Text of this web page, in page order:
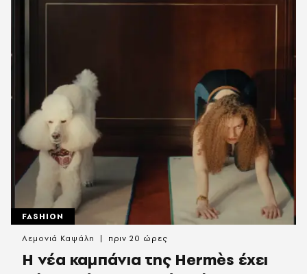
FASHION
Η νέα καμπάνια της Hermès έχει
Λεμονιά Καψάλη πριν 20 ώρες